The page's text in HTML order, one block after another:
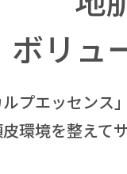
ボリュ
ルプエッセン
環境を整えて